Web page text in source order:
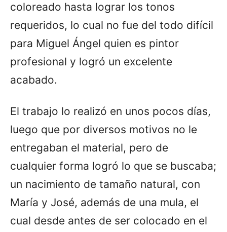
coloreado hasta lograr los tonos
requeridos, lo cual no fue del todo difícil
para Miguel Ángel quien es pintor
profesional y logró un excelente
acabado.
El trabajo lo realizó en unos pocos días,
luego que por diversos motivos no le
entregaban el material, pero de
cualquier forma logró lo que se buscaba;
un nacimiento de tamaño natural, con
María y José, además de una mula, el
cual desde antes de ser colocado en el